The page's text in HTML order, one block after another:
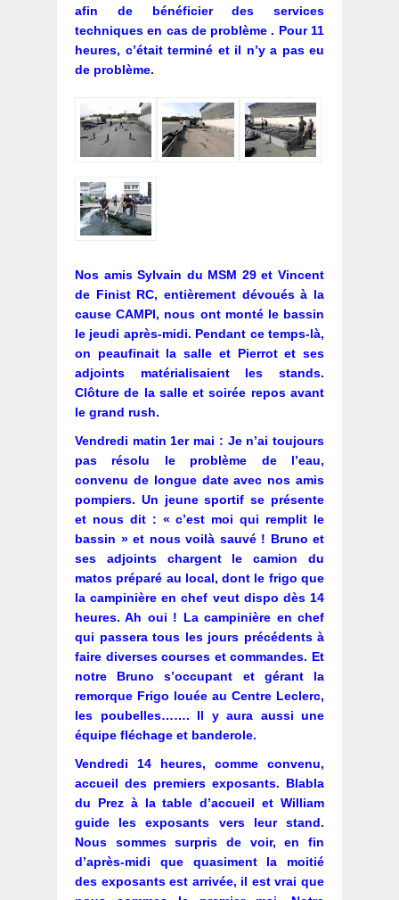
afin de bénéficier des services
techniques en cas de problème . Pour 11
heures, c’était terminé et il n’y a pas eu
de problème.
Nos amis Sylvain du MSM 29 et Vincent
de Finist RC, entièrement dévoués à la
cause CAMPI, nous ont monté le bassin
le jeudi après-midi. Pendant ce temps-là,
on peaufinait la salle et Pierrot et ses
adjoints matérialisaient les stands.
Clôture de la salle et soirée repos avant
le grand rush.
Vendredi matin 1er mai : Je n’ai toujours
pas résolu le problème de l’eau,
convenu de longue date avec nos amis
pompiers. Un jeune sportif se présente
et nous dit : « c’est moi qui remplit le
bassin » et nous voilà sauvé ! Bruno et
ses adjoints chargent le camion du
matos préparé au local, dont le frigo que
la campinière en chef veut dispo dès 14
heures. Ah oui ! La campinière en chef
qui passera tous les jours précédents à
faire diverses courses et commandes. Et
notre Bruno s’occupant et gérant la
remorque Frigo louée au Centre Leclerc,
les poubelles……. Il y aura aussi une
équipe fléchage et banderole.
Vendredi 14 heures, comme convenu,
accueil des premiers exposants. Blabla
du Prez à la table d’accueil et William
guide les exposants vers leur stand.
Nous sommes surpris de voir, en fin
d’après-midi que quasiment la moitié
des exposants est arrivée, il est vrai que